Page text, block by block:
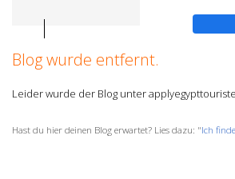
Blog wurde entfernt.
Leider wurde der Blog unter
Hast du hier deinen Blog erwartet? Lies dazu: "Ich